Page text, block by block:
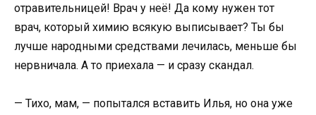
отравительницей! Врач у неё! Да кому нужен тот
врач, который химию всякую выписывает? Ты бы
лучше народными средствами лечилась, меньше бы
нервничала. А то приехала — и сразу скандал.
— Тихо, мам, — попытался вставить Илья, но она уже